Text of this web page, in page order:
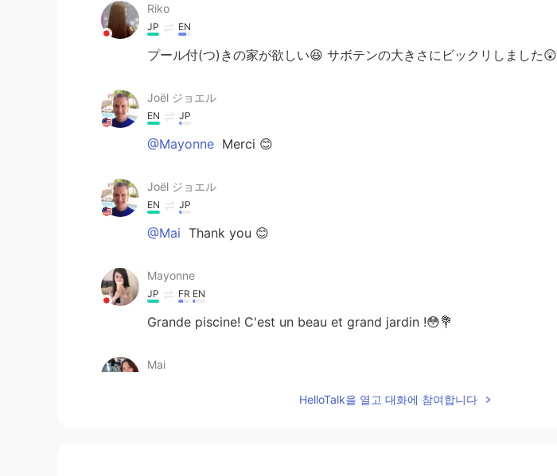
Riko
JP EN
プール付(つ)きの家が欲しい😆 サボテンの大きさにビックリしました😲
Joël ジョエル
EN JP
@Mayonne Merci 😊
Joël ジョエル
EN JP
@Mai Thank you 😊
Mayonne
JP FR EN
Grande piscine! C'est un beau et grand jardin !😳💐
Mai
HelloTalk을 열고 대화에 참여합니다